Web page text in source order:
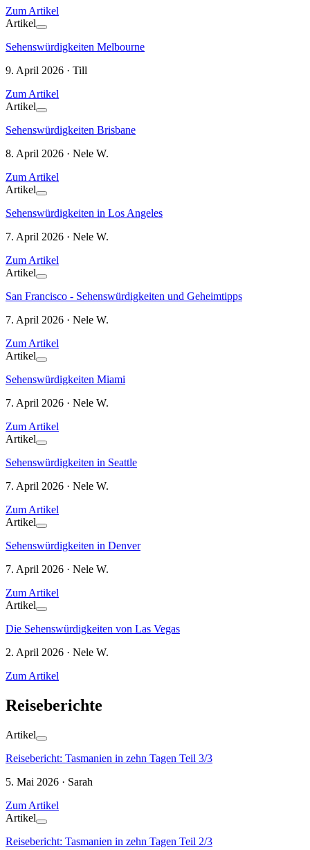
Zum Artikel
Artikel
Sehenswürdigkeiten Melbourne
9. April 2026 · Till
Zum Artikel
Artikel
Sehenswürdigkeiten Brisbane
8. April 2026 · Nele W.
Zum Artikel
Artikel
Sehenswürdigkeiten in Los Angeles
7. April 2026 · Nele W.
Zum Artikel
Artikel
San Francisco - Sehenswürdigkeiten und Geheimtipps
7. April 2026 · Nele W.
Zum Artikel
Artikel
Sehenswürdigkeiten Miami
7. April 2026 · Nele W.
Zum Artikel
Artikel
Sehenswürdigkeiten in Seattle
7. April 2026 · Nele W.
Zum Artikel
Artikel
Sehenswürdigkeiten in Denver
7. April 2026 · Nele W.
Zum Artikel
Artikel
Die Sehenswürdigkeiten von Las Vegas
2. April 2026 · Nele W.
Zum Artikel
Reiseberichte
Artikel
Reisebericht: Tasmanien in zehn Tagen Teil 3/3
5. Mai 2026 · Sarah
Zum Artikel
Artikel
Reisebericht: Tasmanien in zehn Tagen Teil 2/3